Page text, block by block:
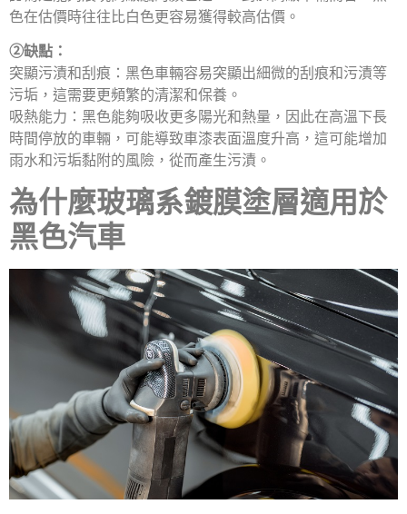
色在估價時往往比白色更容易獲得較高估價。
②缺點：
突顯污漬和刮痕：黑色車輛容易突顯出細微的刮痕和污漬等
污垢，這需要更頻繁的清潔和保養。
吸熱能力：黑色能夠吸收更多陽光和熱量，因此在高溫下長
時間停放的車輛，可能導致車漆表面溫度升高，這可能增加
雨水和污垢黏附的風險，從而產生污漬。
為什麼玻璃系鍍膜塗層適用於
黑色汽車